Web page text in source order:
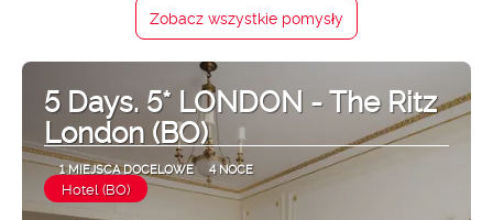
Zobacz wszystkie pomysły
5 Days. 5* LONDON - The Ritz
London (BO)
1 MIEJSCA DOCELOWE 4 NOCE
Hotel (BO)